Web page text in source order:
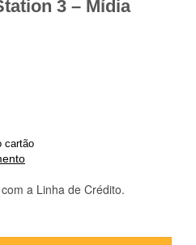
3 – Mídia
cartão
com a Linha de Crédito.